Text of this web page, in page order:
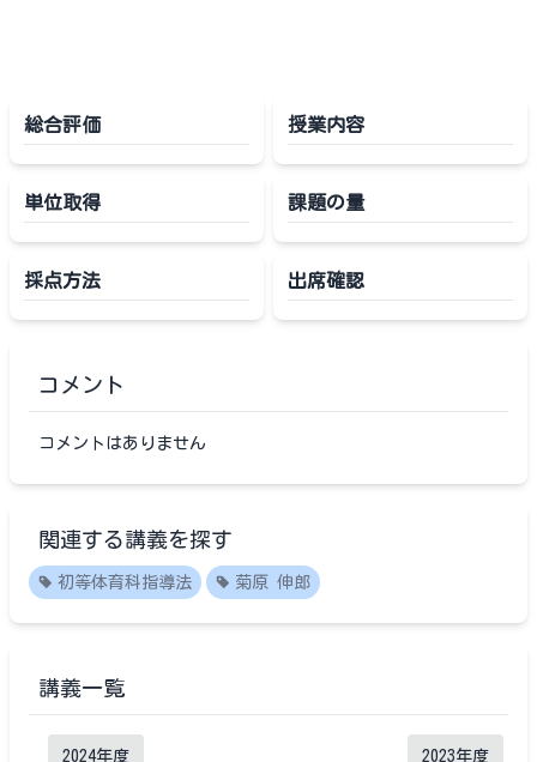
総合評価 授業内容
単位取得 課題の量
採点方法 出席確認
コメント
コメントはありません
関連する講義を探す
初等体育科指導法 菊原 伸郎
講義一覧
2024年度 2023年度